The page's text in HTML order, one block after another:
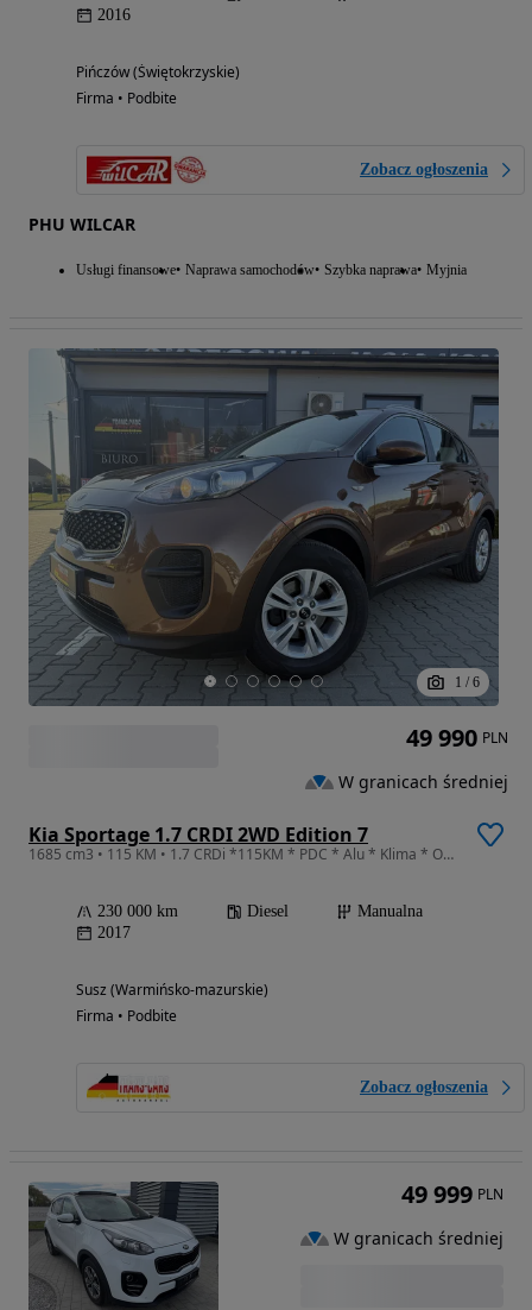
2016
Pińczów (Świętokrzyskie)
Firma • Podbite
Zobacz ogłoszenia
PHU WILCAR
Usługi finansowe Naprawa samochodów Szybka naprawa Myjnia
1 / 6
Kia Sportage 1.7 CRDI 2WD Edition 7
1685 cm3 • 115 KM • 1.7 CRDi *115KM * PDC * Alu * Klima * Opłacona * 8x Koła *
230 000 km Diesel
Manualna
2017
Susz (Warmińsko-mazurskie)
Firma • Podbite
Zobacz ogłoszenia
49 990 PLN
W granicach średniej
49 999 PLN
W granicach średniej